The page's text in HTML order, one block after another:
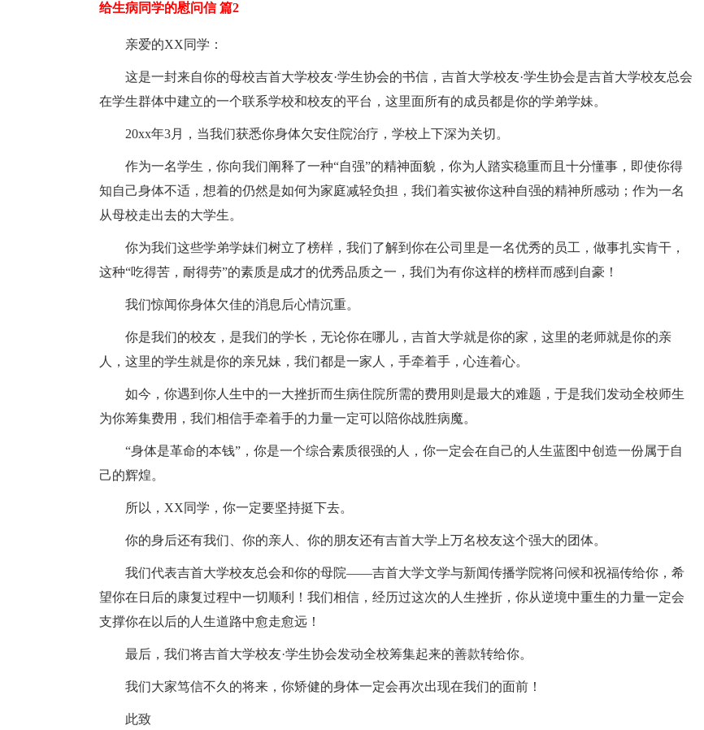
给生病同学的慰问信 篇2
亲爱的XX同学：
这是一封来自你的母校吉首大学校友·学生协会的书信，吉首大学校友·学生协会是吉首大学校友总会
在学生群体中建立的一个联系学校和校友的平台，这里面所有的成员都是你的学弟学妹。
20xx年3月，当我们获悉你身体欠安住院治疗，学校上下深为关切。
作为一名学生，你向我们阐释了一种“自强”的精神面貌，你为人踏实稳重而且十分懂事，即使你得
知自己身体不适，想着的仍然是如何为家庭减轻负担，我们着实被你这种自强的精神所感动；作为一名
从母校走出去的大学生。
你为我们这些学弟学妹们树立了榜样，我们了解到你在公司里是一名优秀的员工，做事扎实肯干，
这种“吃得苦，耐得劳”的素质是成才的优秀品质之一，我们为有你这样的榜样而感到自豪！
我们惊闻你身体欠佳的消息后心情沉重。
你是我们的校友，是我们的学长，无论你在哪儿，吉首大学就是你的家，这里的老师就是你的亲
人，这里的学生就是你的亲兄妹，我们都是一家人，手牵着手，心连着心。
如今，你遇到你人生中的一大挫折而生病住院所需的费用则是最大的难题，于是我们发动全校师生
为你筹集费用，我们相信手牵着手的力量一定可以陪你战胜病魔。
“身体是革命的本钱”，你是一个综合素质很强的人，你一定会在自己的人生蓝图中创造一份属于自
己的辉煌。
所以，XX同学，你一定要坚持挺下去。
你的身后还有我们、你的亲人、你的朋友还有吉首大学上万名校友这个强大的团体。
我们代表吉首大学校友总会和你的母院——吉首大学文学与新闻传播学院将问候和祝福传给你，希
望你在日后的康复过程中一切顺利！我们相信，经历过这次的人生挫折，你从逆境中重生的力量一定会
支撑你在以后的人生道路中愈走愈远！
最后，我们将吉首大学校友·学生协会发动全校筹集起来的善款转给你。
我们大家笃信不久的将来，你矫健的身体一定会再次出现在我们的面前！
此致